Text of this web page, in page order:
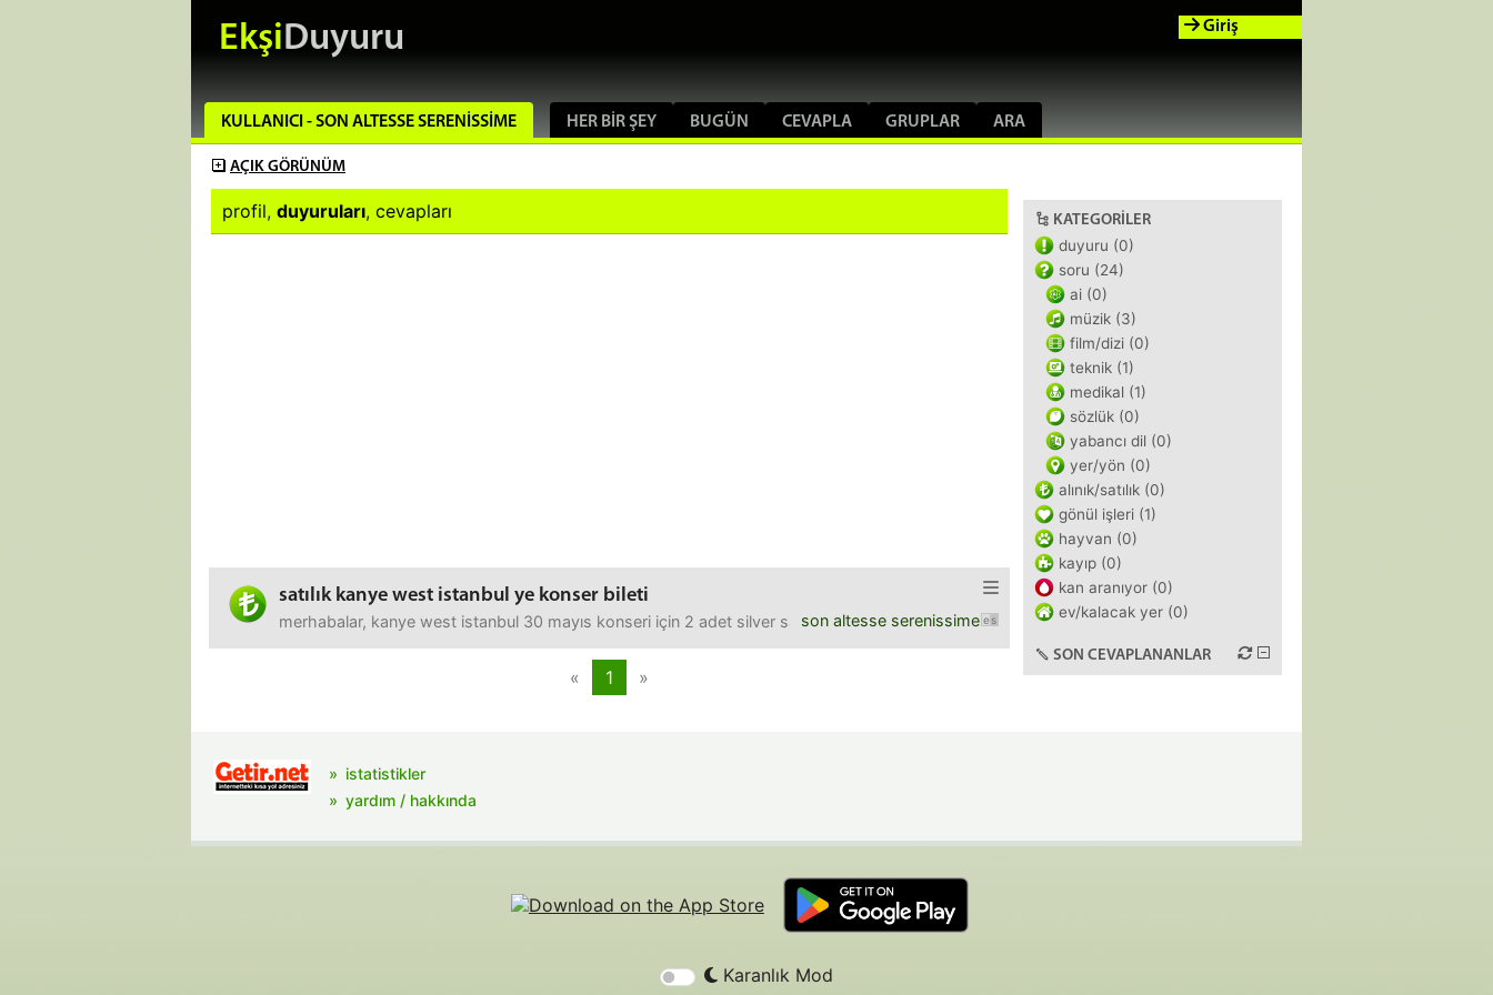
EkşiDuyuru
KULLANICI - SON ALTESSE SERENISSIME HER BIR ŞEY BUGÜN CEVAPLA GRUPLAR ARA
Giriş
AÇIK GÖRÜNÜM
profil, duyuruları, cevapları
satılık kanye west istanbul ye konser bileti
son altesse serenissime
merhabalar, kanye west istanbul 30 mayıs konseri için 2 adet silver saha içi biletim bulunmaktadır. biletleri 28400 tl ye aldım aynı fiyattan devir etmek istiyorum.
« 1 »
KATEGORILER
duyuru (0)
soru (24)
ai (0)
müzik (3)
film/dizi (0)
teknik (1)
medikal (1)
sözlük (0)
yabancı dil (0)
yer/yön (0)
alınık/satılık (0)
gönül işleri (1)
hayvan (0)
kayıp (0)
kan aranıyor (0)
ev/kalacak yer (0)
SON CEVAPLANANLAR
istatistikler
yardım / hakkında
Karanlık Mod